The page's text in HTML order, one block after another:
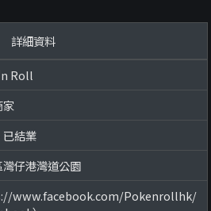
詳細資料
Roll
結業
仔港灣道公園
www.facebook.com/Pokenrollhk/